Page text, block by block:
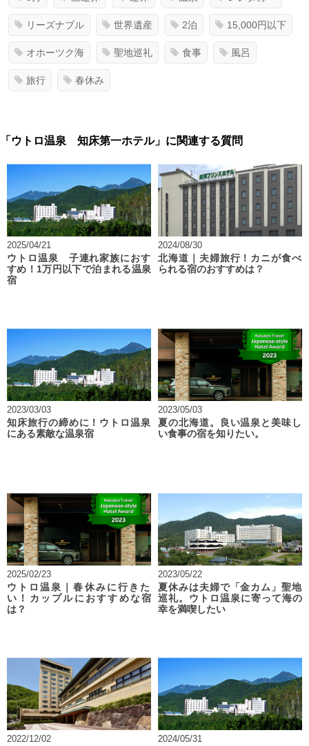
リーズナブル 世界遺産 2泊 15,000円以下
オホーツク海 聖地巡礼 食事 風呂
旅行 春休み
「ウトロ温泉 知床第一ホテル」に関連する質問
2025/04/21
ウトロ温泉 子連れ家族におす
すめ！1万円以下で泊まれる温泉
宿
2024/08/30
北海道｜夫婦旅行！カニが食べ
られる宿のおすすめは？
2023/03/03
知床旅行の締めに！ウトロ温泉
にある素敵な温泉宿
2023/05/03
夏の北海道。良い温泉と美味し
い食事の宿を知りたい。
2025/02/23
ウトロ温泉｜春休みに行きた
い！カップルにおすすめな宿
は？
2023/05/22
夏休みは夫婦で「金カム」聖地
巡礼。ウトロ温泉に寄って海の
幸を満喫したい
2022/12/02
2024/05/31